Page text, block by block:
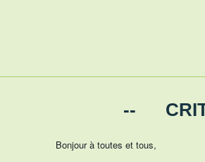
Bonjour à toutes et tous,